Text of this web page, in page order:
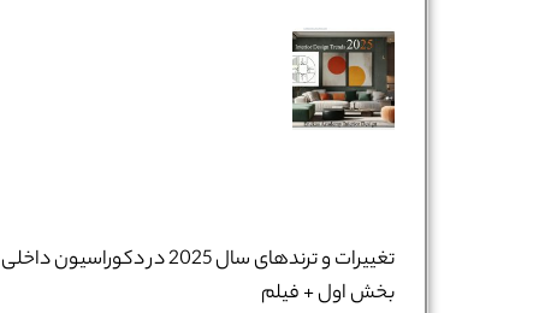
تغییرات و ترندهای سال 2025 در دکوراسیون
بخش اول + فیلم